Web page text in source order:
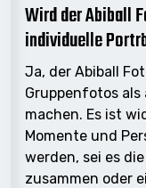
Wird der Abiball
individuelle
Ja, der Abiball
Gruppenfotos
machen. Es ist
Momente und
werden, sei es
zusammen oder